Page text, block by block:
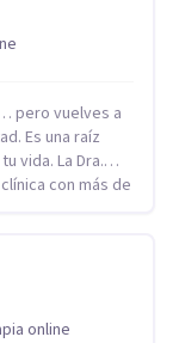
pero vuelves a
Es una raíz
La Dra.
con más de
emocional y los
Su
clara: no
online